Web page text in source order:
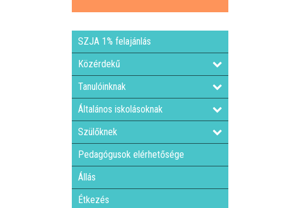
SZJA 1% felajánlás
Közérdekű
Tanulóinknak
Általános iskolásoknak
Szülőknek
Pedagógusok elérhetősége
Állás
Étkezés